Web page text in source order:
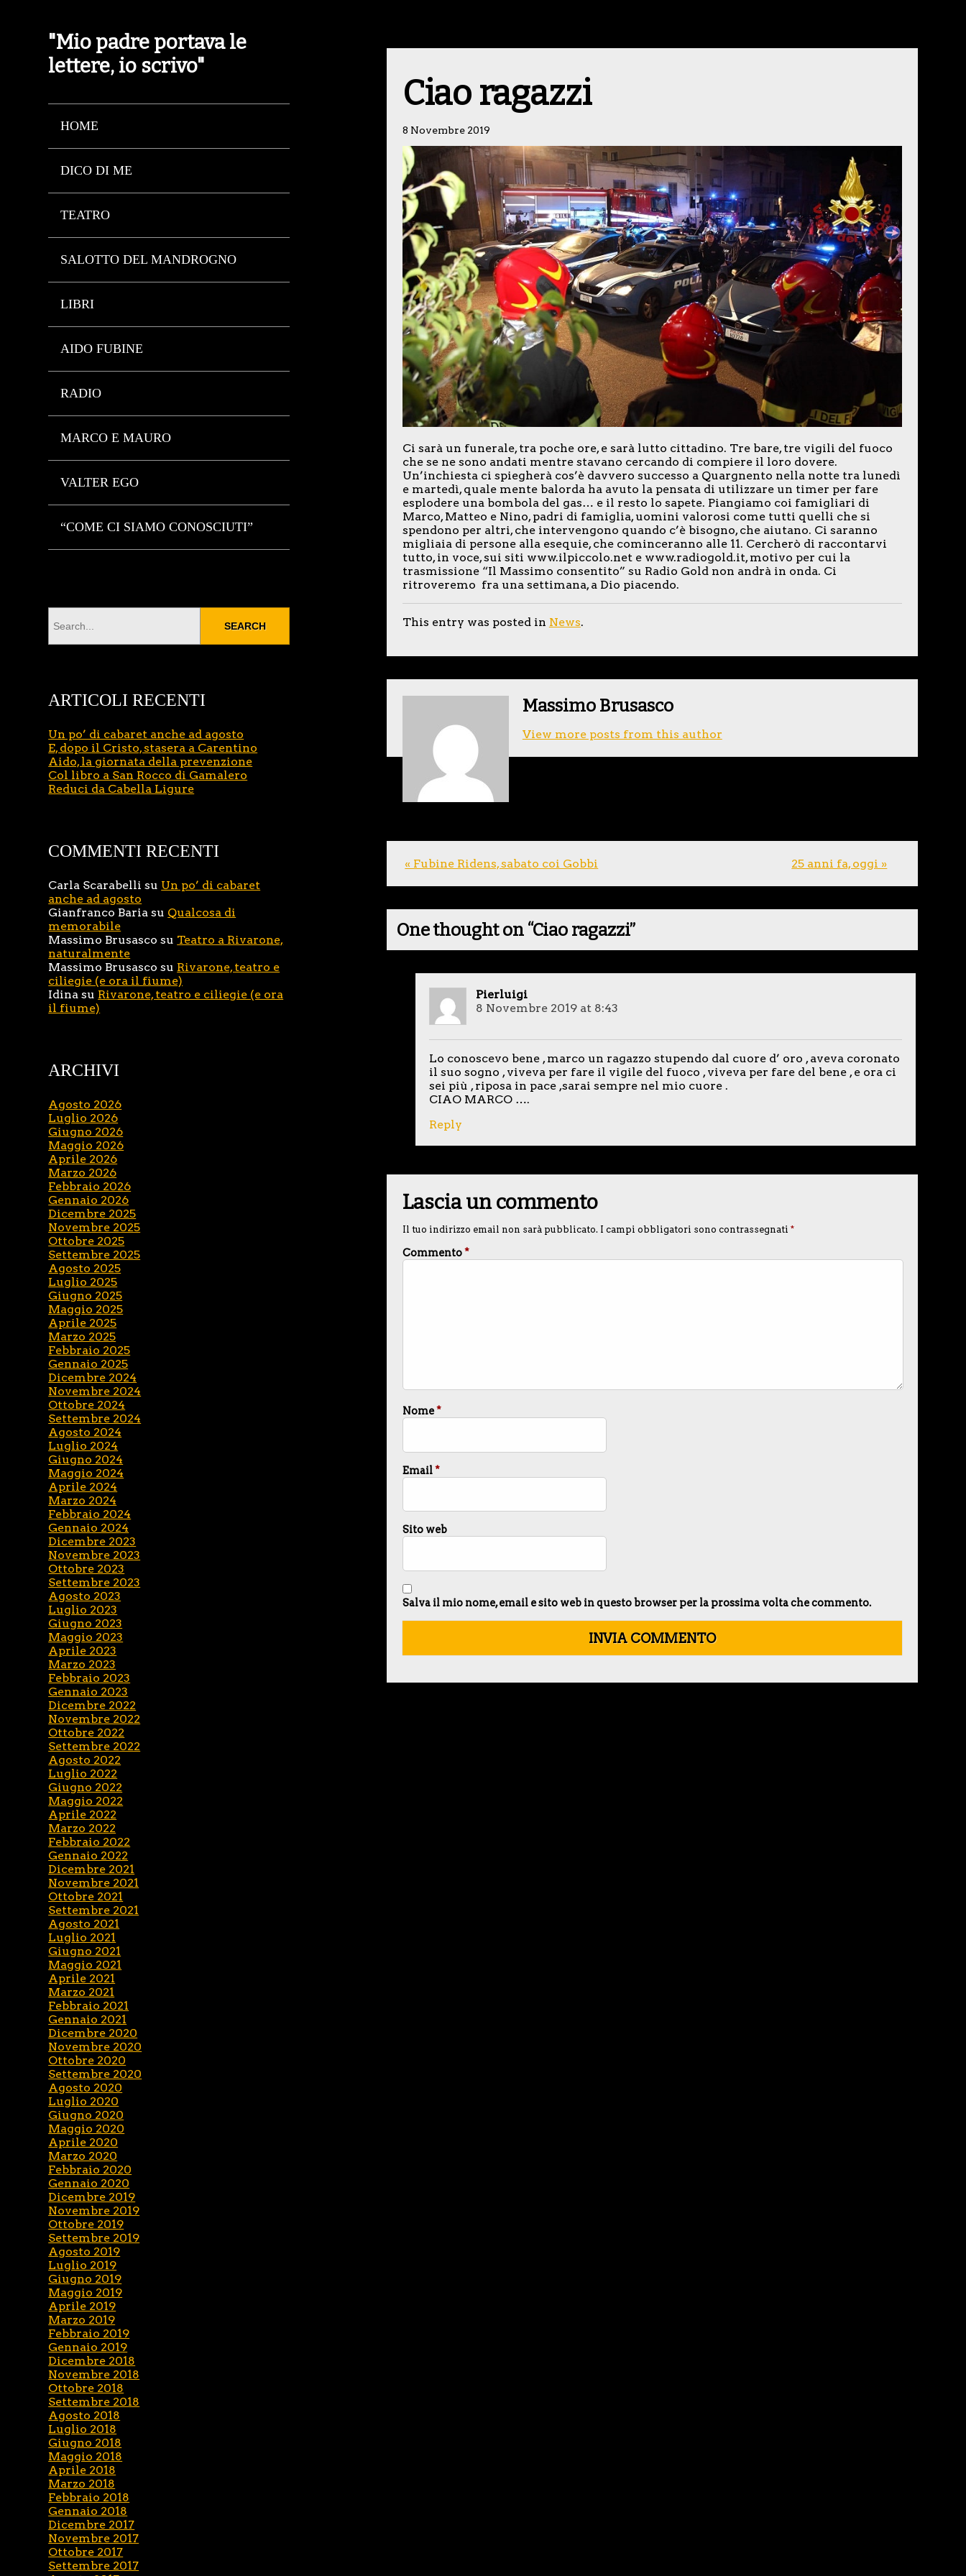
"Mio padre portava le
lettere, io scrivo"
HOME
DICO DI ME
TEATRO
SALOTTO DEL MANDROGNO
LIBRI
AIDO FUBINE
RADIO
MARCO E MAURO
VALTER EGO
“COME CI SIAMO CONOSCIUTI”
Ciao ragazzi
8 Novembre 2019
Ci sarà un funerale, tra poche ore, e sarà lutto cittadino. Tre bare, tre vigili del fuoco
che se ne sono andati mentre stavano cercando di compiere il loro dovere.
Un’inchiesta ci spiegherà cos’è davvero successo a Quargnento nella notte tra lunedì
e martedì, quale mente balorda ha avuto la pensata di utilizzare un timer per fare
esplodere una bombola del gas… e il resto lo sapete. Piangiamo coi famigliari di
Marco, Matteo e Nino, padri di famiglia, uomini valorosi come tutti quelli che si
spendono per altri, che intervengono quando c’è bisogno, che aiutano. Ci saranno
migliaia di persone alla esequie, che cominceranno alle 11. Cercherò di raccontarvi
tutto, in voce, sui siti www.ilpiccolo.net e www.radiogold.it, motivo per cui la
trasmissione “Il Massimo consentito” su Radio Gold non andrà in onda. Ci
ritroveremo fra una settimana, a Dio piacendo.
This entry was posted in News.
Massimo Brusasco
View more posts from this author
« Fubine Ridens, sabato coi Gobbi 25 anni fa, oggi »
One thought on “Ciao ragazzi”
Pierluigi
8 Novembre 2019 at 8:43
Lo conoscevo bene , marco un ragazzo stupendo dal cuore d’ oro , aveva coronato
il suo sogno , viveva per fare il vigile del fuoco , viveva per fare del bene , e ora ci
sei più , riposa in pace ,sarai sempre nel mio cuore .
CIAO MARCO ….
Reply
Lascia un commento
Il tuo indirizzo email non sarà pubblicato. I campi obbligatori sono contrassegnati *
Commento*
Nome*
Email*
Sito web
Salva il mio nome, email e sito web in questo browser per la prossima volta che commento.
ARTICOLI RECENTI
Un po’ di cabaret anche ad agosto
E, dopo il Cristo, stasera a Carentino
Aido, la giornata della prevenzione
Col libro a San Rocco di Gamalero
Reduci da Cabella Ligure
COMMENTI RECENTI
Carla Scarabelli su Un po’ di cabaret
anche ad agosto
Gianfranco Baria su Qualcosa di
memorabile
Massimo Brusasco su Teatro a Rivarone,
naturalmente
Massimo Brusasco su Rivarone, teatro e
ciliegie (e ora il fiume)
Idina su Rivarone, teatro e ciliegie (e ora
il fiume)
ARCHIVI
Agosto 2026
Luglio 2026
Giugno 2026
Maggio 2026
Aprile 2026
Marzo 2026
Febbraio 2026
Gennaio 2026
Dicembre 2025
Novembre 2025
Ottobre 2025
Settembre 2025
Agosto 2025
Luglio 2025
Giugno 2025
Maggio 2025
Aprile 2025
Marzo 2025
Febbraio 2025
Gennaio 2025
Dicembre 2024
Novembre 2024
Ottobre 2024
Settembre 2024
Agosto 2024
Luglio 2024
Giugno 2024
Maggio 2024
Aprile 2024
Marzo 2024
Febbraio 2024
Gennaio 2024
Dicembre 2023
Novembre 2023
Ottobre 2023
Settembre 2023
Agosto 2023
Luglio 2023
Giugno 2023
Maggio 2023
Aprile 2023
Marzo 2023
Febbraio 2023
Gennaio 2023
Dicembre 2022
Novembre 2022
Ottobre 2022
Settembre 2022
Agosto 2022
Luglio 2022
Giugno 2022
Maggio 2022
Aprile 2022
Marzo 2022
Febbraio 2022
Gennaio 2022
Dicembre 2021
Novembre 2021
Ottobre 2021
Settembre 2021
Agosto 2021
Luglio 2021
Giugno 2021
Maggio 2021
Aprile 2021
Marzo 2021
Febbraio 2021
Gennaio 2021
Dicembre 2020
Novembre 2020
Ottobre 2020
Settembre 2020
Agosto 2020
Luglio 2020
Giugno 2020
Maggio 2020
Aprile 2020
Marzo 2020
Febbraio 2020
Gennaio 2020
Dicembre 2019
Novembre 2019
Ottobre 2019
Settembre 2019
Agosto 2019
Luglio 2019
Giugno 2019
Maggio 2019
Aprile 2019
Marzo 2019
Febbraio 2019
Gennaio 2019
Dicembre 2018
Novembre 2018
Ottobre 2018
Settembre 2018
Agosto 2018
Luglio 2018
Giugno 2018
Maggio 2018
Aprile 2018
Marzo 2018
Febbraio 2018
Gennaio 2018
Dicembre 2017
Novembre 2017
Ottobre 2017
Settembre 2017